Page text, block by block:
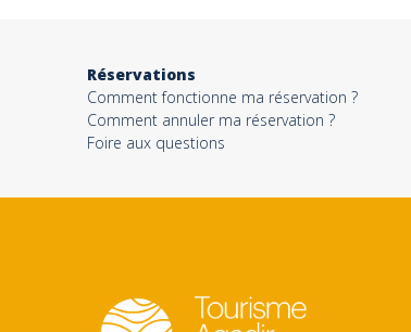
Réservations
Comment fonctionne ma réservation ?
Comment annuler ma réservation ?
Foire aux questions